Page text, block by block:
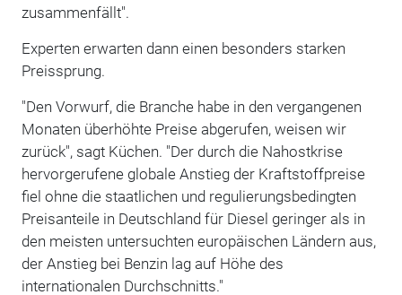
zusammenfällt".
Experten erwarten dann einen besonders starken
Preissprung.
"Den Vorwurf, die Branche habe in den vergangenen
Monaten überhöhte Preise abgerufen, weisen wir
zurück", sagt Küchen. "Der durch die Nahostkrise
hervorgerufene globale Anstieg der Kraftstoffpreise
fiel ohne die staatlichen und regulierungsbedingten
Preisanteile in Deutschland für Diesel geringer als in
den meisten untersuchten europäischen Ländern aus,
der Anstieg bei Benzin lag auf Höhe des
internationalen Durchschnitts."